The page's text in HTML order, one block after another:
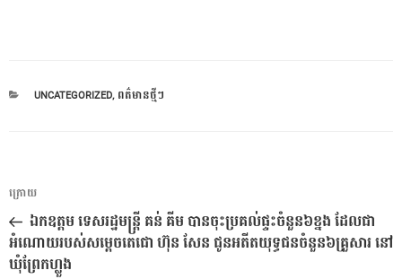
CATEGORIES
UNCATEGORIZED, ពត៌មានថ្មីៗ
ការ​
នាំទិស​
ប្រកាស
អត្ថបទ
មុន
ក្រោយ
ឯកឧត្តម ទេសរដ្ឋមន្ដ្រី គន់ គីម ​បានចុះប្រគល់ផ្ទះចំនួន៦ខ្នង ដែលជា
អំណោយរបស់សម្ដេចតេជោ ហ៊ុន សែន ជូនអតីតយុទ្ធជន​ចំនួន​៦គ្រួសារ​ នៅ
ឃុំព្រែកហ្លួង